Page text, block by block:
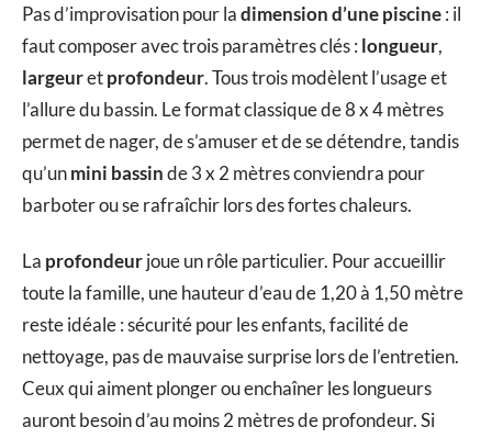
Pas d’improvisation pour ladimension d’une piscine: il
faut composer avec trois paramètres clés : longueur,
largeuretprofondeur. Tous trois modèlent l’usage et
l’allure du bassin. Le format classique de 8 x 4 mètres
permet de nager, de s’amuser et de se détendre, tandis
qu’unmini bassinde 3 x 2 mètres conviendra pour
barboter ou se rafraîchir lors des fortes chaleurs.
La profondeurjoue un rôle particulier. Pour accueillir
toute la famille, une hauteur d’eau de 1,20 à 1,50 mètre
reste idéale : sécurité pour les enfants, facilité de
nettoyage, pas de mauvaise surprise lors de l’entretien.
Ceux qui aiment plonger ou enchaîner les longueurs
auront besoin d’au moins 2 mètres de profondeur. Si